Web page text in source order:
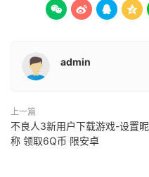
   
admin
上一篇
不良人3新用户下载游戏-设置昵
称 领取6Q币 限安卓